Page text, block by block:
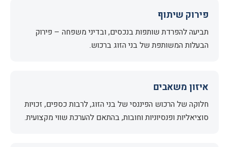
פירוק שיתוף
תביעה להפרדת שותפות בנכסים, ובדיני משפחה – פירוק
הבעלות המשותפת של בני הזוג ברכוש.
איזון משאבים
חלוקה של הרכוש הפיננסי של בני הזוג, לרבות כספים, זכויות
סוציאליות ופנסיוניות וחובות, בהתאם להערכת שווי מקצועית.